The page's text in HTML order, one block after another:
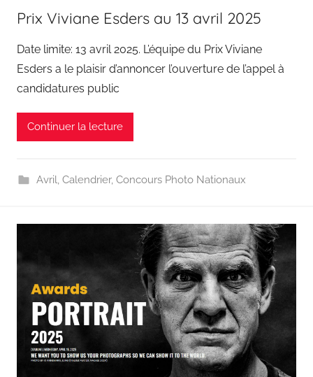
Prix Viviane Esders au 13 avril 2025
Date limite: 13 avril 2025. L’équipe du Prix Viviane
Esders a le plaisir d’annoncer l’ouverture de l’appel à
candidatures public
Continuer la lecture
Avril, Calendrier, Concours Photo Nationaux